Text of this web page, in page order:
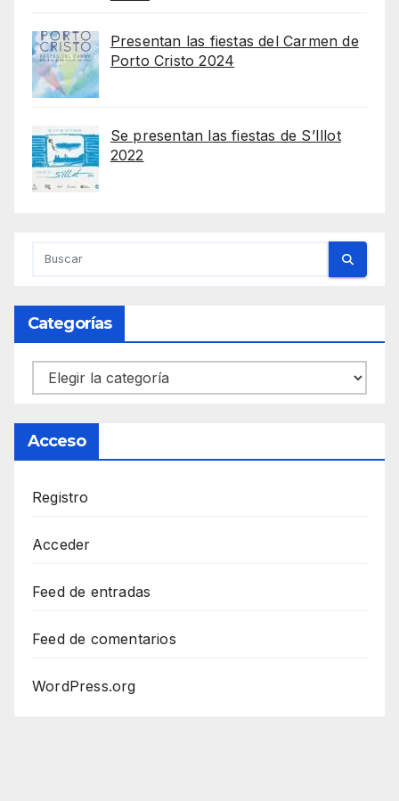
Presentan las fiestas del Carmen de
Porto Cristo 2024
Se presentan las fiestas de S’Illot
2022
Categorías
Categorías
Acceso
Registro
Acceder
Feed de entradas
Feed de comentarios
WordPress.org